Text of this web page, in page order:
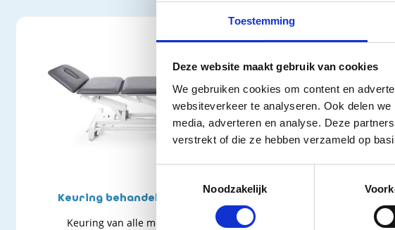
Toestemming
Deze website maakt gebruik van cookies
We gebruiken cookies om content en
websiteverkeer te analyseren. Ook delen
media, adverteren en analyse. Deze
verstrekt of die ze hebben verzameld op
Noodzakelijk
Keuring behandeltafels
Keuring van alle merken
Keuring
hometrainers